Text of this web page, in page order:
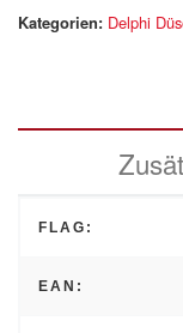
Kategorien: Delphi
FLAG:
EAN: